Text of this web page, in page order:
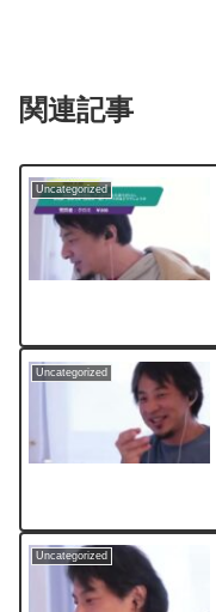
関連記事
Uncategorized
Uncategorized
Uncategorized